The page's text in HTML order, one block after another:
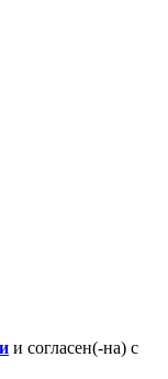
и согласен(-на) с